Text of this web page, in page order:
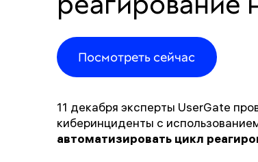
Посмотреть сейчас
11 декабря эксперты UserGate
киберинциденты с
автоматизировать цикл